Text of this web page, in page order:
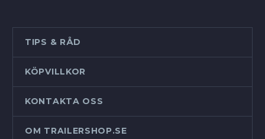
TIPS & RÅD
KÖPVILLKOR
KONTAKTA OSS
OM TRAILERSHOP.SE